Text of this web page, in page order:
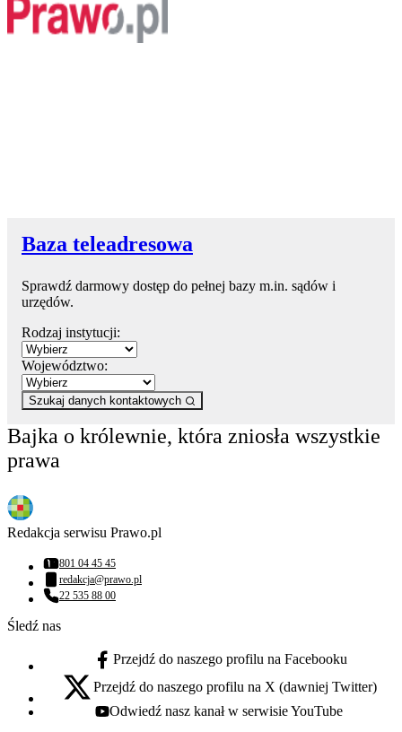
Baza teleadresowa
Sprawdź darmowy dostęp do pełnej bazy m.in. sądów i
urzędów.
Rodzaj instytucji:
Województwo:
Szukaj danych kontaktowych
Bajka o królewnie, która zniosła wszystkie
prawa
Redakcja serwisu Prawo.pl
Numer telefonu:
801 04 45 45
Adres email:
redakcja@prawo.pl
Numer telefonu:
22 535 88 00
Śledź nas
facebook - otwiera się w nowej karcie
Przejdź do naszego profilu na Facebooku
x - otwiera się w nowej karcie
Przejdź do naszego profilu na X (dawniej Twitter)
youtube - otwiera się w nowej karcie
Odwiedź nasz kanał w serwisie YouTube